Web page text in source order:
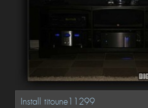
Install titoune11299